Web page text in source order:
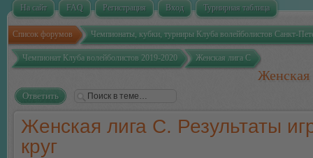
На сайт FAQ Регистрация Вход Турнирная таблица
Список форумов Чемпионаты, кубки, турниры Клуба волейболистов Санкт-
Чемпионат Клуба волейболистов 2019-2020 Женская лига С
Женская
Ответить
Женская лига С. Результаты
круг